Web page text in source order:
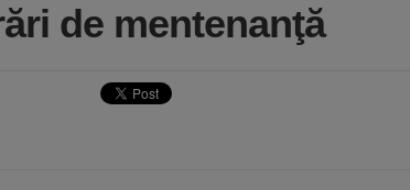
de mentenanţă